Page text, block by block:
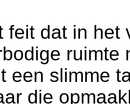
feit dat in het
ruimte
een slimme
die